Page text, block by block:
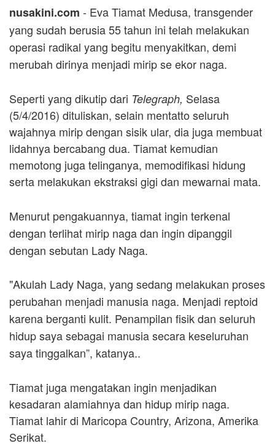
nusakini.com - Eva Tiamat Medusa, transgender
yang sudah berusia 55 tahun ini telah melakukan
operasi radikal yang begitu menyakitkan, demi
merubah dirinya menjadi mirip se ekor naga.
Seperti yang dikutip dari Telegraph, Selasa
(5/4/2016) dituliskan, selain mentatto seluruh
wajahnya mirip dengan sisik ular, dia juga membuat
lidahnya bercabang dua. Tiamat kemudian
memotong juga telinganya, memodifikasi hidung
serta melakukan ekstraksi gigi dan mewarnai mata.
Menurut pengakuannya, tiamat ingin terkenal
dengan terlihat mirip naga dan ingin dipanggil
dengan sebutan Lady Naga.
"Akulah Lady Naga, yang sedang melakukan proses
perubahan menjadi manusia naga. Menjadi reptoid
karena berganti kulit. Penampilan fisik dan seluruh
hidup saya sebagai manusia secara keseluruhan
saya tinggalkan”, katanya..
Tiamat juga mengatakan ingin menjadikan
kesadaran alamiahnya dan hidup mirip naga.
Tiamat lahir di Maricopa Country, Arizona, Amerika
Serikat.